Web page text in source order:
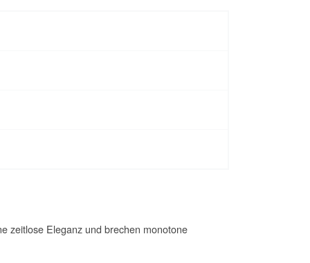
zeitlose Eleganz und brechen monotone